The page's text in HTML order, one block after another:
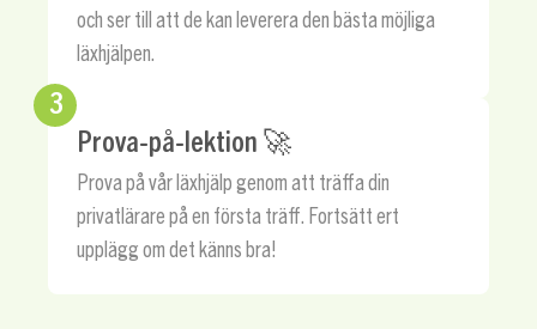
och ser till att de kan leverera den bästa möjliga
läxhjälpen.
3
Prova-på-lektion 🚀
Prova på vår läxhjälp genom att träffa din
privatlärare på en första träff. Fortsätt ert
upplägg om det känns bra!